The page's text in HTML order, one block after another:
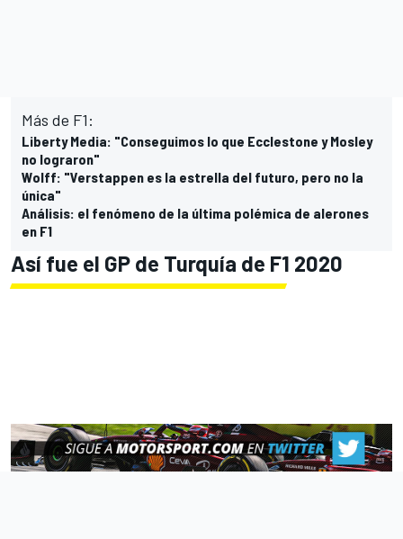
Más de F1:
Liberty Media: "Conseguimos lo que Ecclestone y Mosley
no lograron"
Wolff: "Verstappen es la estrella del futuro, pero no la
única"
Análisis: el fenómeno de la última polémica de alerones
en F1
Así fue el GP de Turquía de F1 2020